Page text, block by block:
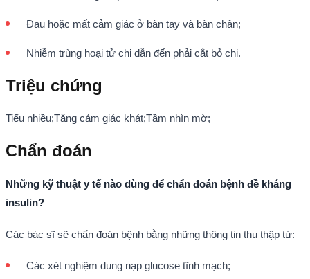
Đau hoặc mất cảm giác ở bàn tay và bàn chân;
Nhiễm trùng hoại tử chi dẫn đến phải cắt bỏ chi.
Triệu chứng
Tiểu nhiều;Tăng cảm giác khát;Tầm nhìn mờ;
Chẩn đoán
Những kỹ thuật y tế nào dùng để chẩn đoán bệnh đề kháng
insulin?
Các bác sĩ sẽ chẩn đoán bệnh bằng những thông tin thu thập từ:
Các xét nghiệm dung nạp glucose tĩnh mạch;